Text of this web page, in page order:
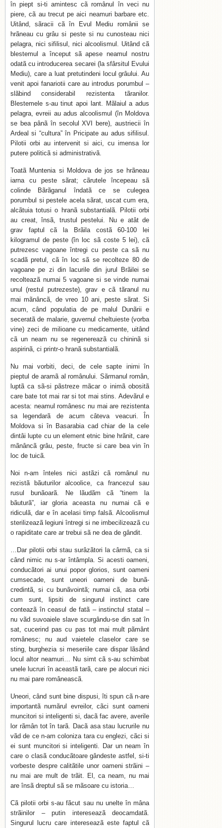
în piept si-ti amintesc cã românul în veci nu
piere, cã au trecut pe aici neamuri barbare etc.
Uitând, sãracii cã în Evul Mediu românii se
hrãneau cu grâu si peste si nu cunosteau nici
pelagra, nici sifilisul, nici alcoolismul. Uitând cã
blestemul a început sã apese neamul nostru
odatã cu introducerea secarei (la sfârsitul Evului
Mediu), care a luat pretutindeni locul grâului. Au
venit apoi fanariotii care au introdus porumbul –
slãbind considerabil rezistenta tãranilor.
Blestemele s-au tinut apoi lant. Mãlaiul a adus
pelagra, evreii au adus alcoolismul (în Moldova
se bea pânã în secolul XVI bere), austriecii în
Ardeal si “cultura” în Pricipate au adus sifilisul.
Pilotii orbi au intervenit si aici, cu imensa lor
putere politicã si administrativã.
Toatã Muntenia si Moldova de jos se hrãneau
iarna cu peste sãrat; cãrutele începeau sã
colinde Bãrãganul îndatã ce se culegea
porumbul si pestele acela sãrat, uscat cum era,
alcãtuia totusi o hranã substantialã. Pilotii orbi
au creat, însã, trustul pestelui. Nu e atât de
grav faptul cã la Brãila costã 60-100 lei
kilogramul de peste (în loc sã coste 5 lei), cã
putrezesc vagoane întregi cu peste ca sã nu
scadã pretul, cã în loc sã se recolteze 80 de
vagoane pe zi din lacurile din jurul Brãilei se
recolteazã numai 5 vagoane si se vinde numai
unul (restul putrezeste), grav e cã tãranul nu
mai mãnâncã, de vreo 10 ani, peste sãrat. Si
acum, când populatia de pe malul Dunãrii e
seceratã de malarie, guvernul cheltuieste (vorba
vine) zeci de milioane cu medicamente, uitând
cã un neam nu se regenereazã cu chininã si
aspirinã, ci printr-o hranã substantialã.
Nu mai vorbiti, deci, de cele sapte inimi în
pieptul de aramã al românului. Sãrmanul român,
luptã ca sã-si pãstreze mãcar o inimã obositã
care bate tot mai rar si tot mai stins. Adevãrul e
acesta: neamul românesc nu mai are rezistenta
sa legendarã de acum câteva veacuri. În
Moldova si în Basarabia cad chiar de la cele
dintâi lupte cu un element etnic bine hrãnit, care
mãnâncã grâu, peste, fructe si care bea vin în
loc de tuicã.
Noi n-am înteles nici astãzi cã românul nu
rezistã bãuturilor alcoolice, ca francezul sau
rusul bunãoarã. Ne lãudãm cã “tinem la
bãuturã”, iar gloria aceasta nu numai cã e
ridiculã, dar e în acelasi timp falsã. Alcoolismul
sterilizeazã legiuni întregi si ne imbecilizeazã cu
o rapiditate care ar trebui sã ne dea de gândit.
…Dar pilotii orbi stau surâzãtori la cârmã, ca si
când nimic nu s-ar întâmpla. Si acesti oameni,
conducãtori ai unui popor glorios, sunt oameni
cumsecade, sunt uneori oameni de bunã-
credintã, si cu bunãvointã; numai cã, asa orbi
cum sunt, lipsiti de singurul instinct care
conteazã în ceasul de fatã – instinctul statal –
nu vãd suvoaiele slave scurgându-se din sat în
sat, cucerind pas cu pas tot mai mult pãmânt
românesc; nu aud vaietele claselor care se
sting, burghezia si meseriile care dispar lãsând
locul altor neamuri… Nu simt cã s-au schimbat
unele lucruri în aceastã tarã, care pe alocuri nici
nu mai pare româneascã.
Uneori, când sunt bine dispusi, îti spun cã n-are
importantã numãrul evreilor, cãci sunt oameni
muncitori si inteligenti si, dacã fac avere, averile
lor rãmân tot în tarã. Dacã asa stau lucrurile nu
vãd de ce n-am coloniza tara cu englezi, cãci si
ei sunt muncitori si inteligenti. Dar un neam în
care o clasã conducãtoare gândeste astfel, si-ti
vorbeste despre calitãtile unor oameni strãini –
nu mai are mult de trãit. El, ca neam, nu mai
are însã dreptul sã se mãsoare cu istoria…
Cã pilotii orbi s-au fãcut sau nu unelte în mâna
strãinilor – putin intereseazã deocamdatã.
Singurul lucru care intereseazã este faptul cã